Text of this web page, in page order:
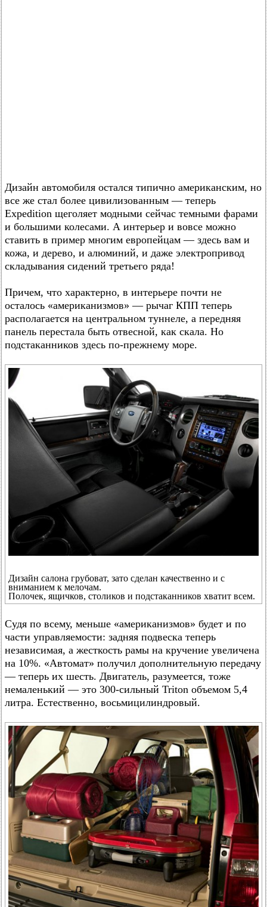
Дизайн автомобиля остался типично американским, но
все же стал более цивилизованным — теперь
Expedition щеголяет модными сейчас темными фарами
и большими колесами. А интерьер и вовсе можно
ставить в пример многим европейцам — здесь вам и
кожа, и дерево, и алюминий, и даже электропривод
складывания сидений третьего ряда!
Причем, что характерно, в интерьере почти не
осталось «американизмов» — рычаг КПП теперь
располагается на центральном туннеле, а передняя
панель перестала быть отвесной, как скала. Но
подстаканников здесь по-прежнему море.
Дизайн салона грубоват, зато сделан качественно и с
вниманием к мелочам.
Полочек, ящичков, столиков и подстаканников хватит всем.
Судя по всему, меньше «американизмов» будет и по
части управляемости: задняя подвеска теперь
независимая, а жесткость рамы на кручение увеличена
на 10%. «Автомат» получил дополнительную передачу
— теперь их шесть. Двигатель, разумеется, тоже
немаленький — это 300-сильный Triton объемом 5,4
литра. Естественно, восьмицилиндровый.